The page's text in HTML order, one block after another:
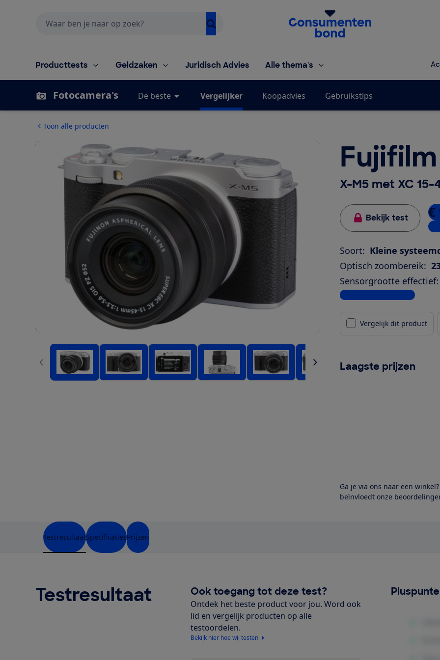
Homepage van de Consumentenbond
Producttests Geldzaken Juridisch Advies Alle thema's
Fotocamera's De beste Vergelijker Koopadvies Gebruikstips
Toon alle producten
Fujifilm
X-M5 met XC
Bekijk test €
6
Soort: Kleine
Optisch zoombereik:
Sensorgrootte effectief:
Bekijk alle specificaties
Vergelijk dit product
Laagste prijzen
Ga je via ons naar een
beïnvloedt onze
TestresultaatSpecificatiesPrijzen
Testresultaat Ook toegang tot deze test?
Ontdek het beste product voor jou. Word ook
lid en vergelijk producten op alle
testoordelen.
Bekijk hier hoe wij testen